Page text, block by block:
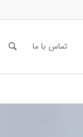
تماس با ما